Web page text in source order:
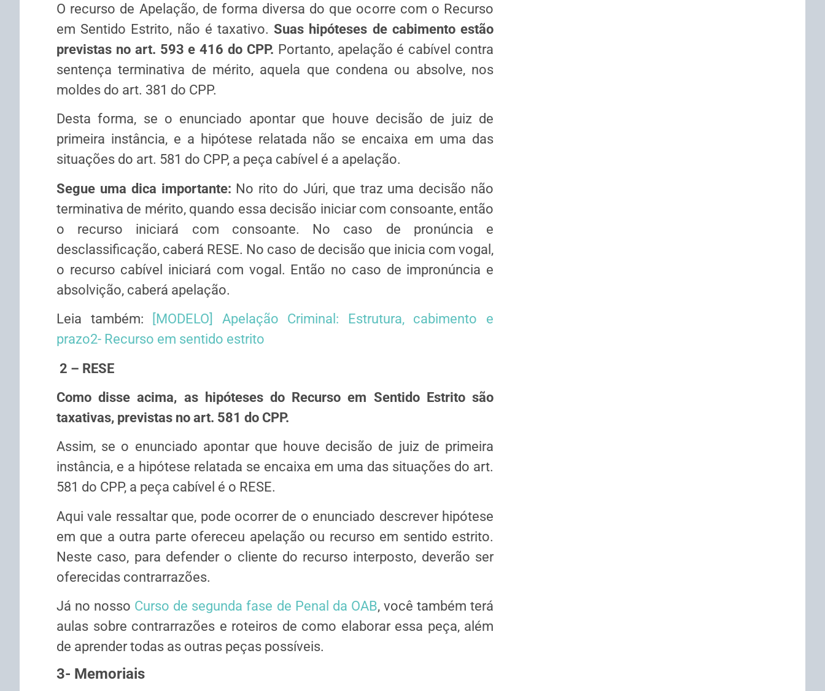
O recurso de Apelação, de forma diversa do que ocorre com o Recurso
em Sentido Estrito, não é taxativo.Suas hipóteses de cabimento estão
previstas no art. 593 e 416 do CPP. Portanto, apelação é cabível contra
sentença terminativa de mérito, aquela que condena ou absolve, nos
moldes do art. 381 do CPP.
Desta forma, se o enunciado apontar que houve decisão de juiz de
primeira instância, e a hipótese relatada não se encaixa em uma das
situações do art. 581 do CPP, a peça cabível é a apelação.
Segue uma dica importante: No rito do Júri, que traz uma decisão não
terminativa de mérito, quando essa decisão iniciar com consoante, então
o recurso iniciará com consoante. No caso de pronúncia e
desclassificação, caberá RESE. No caso de decisão que inicia com vogal,
o recurso cabível iniciará com vogal. Então no caso de impronúncia e
absolvição, caberá apelação.
Leia também:
[MODELO] Apelação Criminal: Estrutura, cabimento e
prazo2- Recurso em sentido estrito
2 – RESE
Como disse acima, as hipóteses do Recurso em Sentido Estrito são
taxativas, previstas no art. 581 do CPP.
Assim, se o enunciado apontar que houve decisão de juiz de primeira
instância, e a hipótese relatada se encaixa em uma das situações do art.
581 do CPP, a peça cabível é o RESE.
Aqui vale ressaltar que, pode ocorrer de o enunciado descrever hipótese
em que a outra parte ofereceu apelação ou recurso em sentido estrito.
Neste caso, para defender o cliente do recurso interposto, deverão ser
oferecidas contrarrazões.
Já no nosso Curso de segunda fase de Penal da OAB, você também terá
aulas sobre contrarrazões e roteiros de como elaborar essa peça, além
de aprender todas as outras peças possíveis.
3- Memoriais